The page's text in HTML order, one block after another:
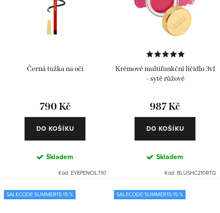
Černá tužka na oči
790 Kč
DO KOŠÍKU
Skladem
Kód: EYEPENCIL710
Krémové multifunkční líčidlo 3v1
– sytě růžové
987 Kč
DO KOŠÍKU
Skladem
Kód: BLUSHC210RTG
SALECODE:SUMMER15:15:% SALECODE:SUMMER15:15:%